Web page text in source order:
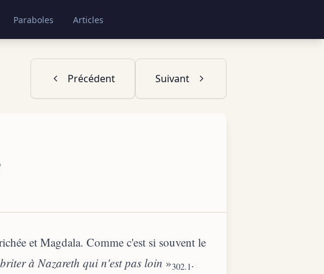
Paraboles Articles
Précédent Suivant
et Magdala. Comme c'est si souvent le
à Nazareth qui n'est pas loin »302.1.